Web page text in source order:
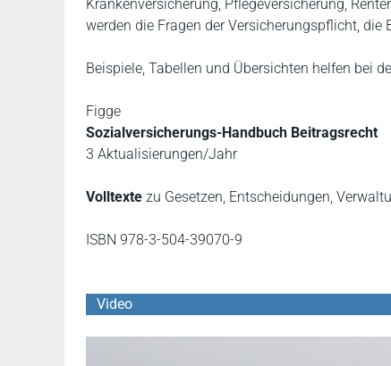
Krankenversicherung, Pflegeversicherung,
werden die Fragen der Versicherungspflicht,
Beispiele, Tabellen und Übersichten helfen bei
Figge
Sozialversicherungs-Handbuch Beitragsrecht
3 Aktualisierungen/Jahr
Volltexte zu Gesetzen, Entscheidungen,
ISBN 978-3-504-39070-9
Video